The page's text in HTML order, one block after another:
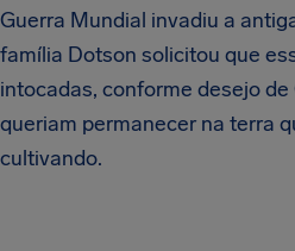
Guerra Mundial invadiu a
família Dotson solicitou que
intocadas, conforme desejo
queriam permanecer na terra
cultivando.